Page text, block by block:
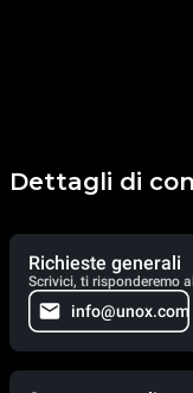
Dettagli di
Richieste generali
Scrivici, ti risponderemo
info@unox.com